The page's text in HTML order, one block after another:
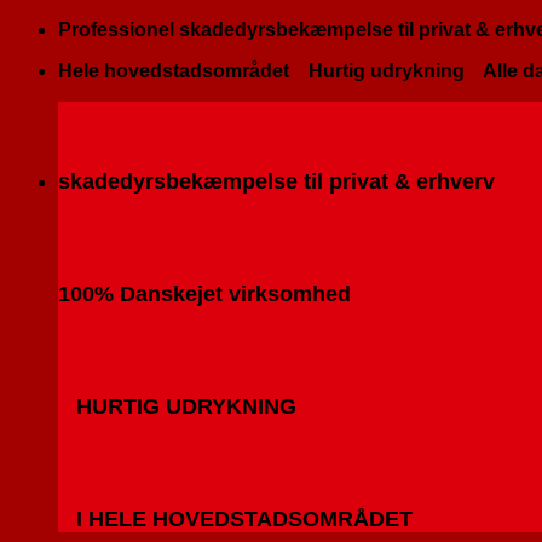
Fortsæt
indhold
Professionel skadedyrsbekæmpelse til privat &
Hele hovedstadsområdet
Hurtig udrykning Alle
skadedyrsbekæmpelse til privat & erhverv
100% Danskejet virksomhed
HURTIG UDRYKNING
I HELE HOVEDSTADSOMRÅDET